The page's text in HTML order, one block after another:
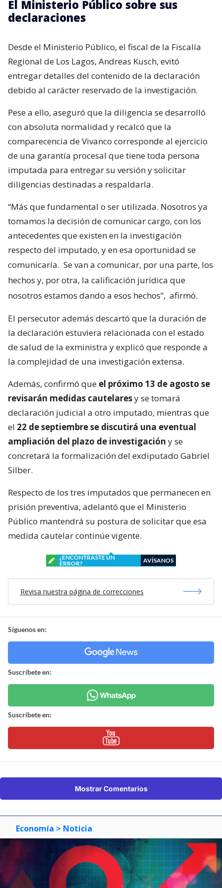
El Ministerio Público sobre sus
declaraciones
Desde el Ministerio Público, el fiscal de la Fiscalía
Regional de Los Lagos, Andreas Kusch, evitó
entregar detalles del contenido de la declaración
debido al carácter reservado de la investigación.
Pese a ello, aseguró que la diligencia se desarrolló
con absoluta normalidad y recalcó que la
comparecencia de Vivanco corresponde al ejercicio
de una garantía procesal que tiene toda persona
imputada para entregar su versión y solicitar
diligencias destinadas a respaldarla.
“Más que fundamental o ser utilizada. Nosotros ya
tomamos la decisión de comunicar cargo, con los
antecedentes que existen en la investigación
respecto del imputado, y en esa oportunidad se
comunicaría. Se van a comunicar, por una parte, los
hechos y, por otra, la calificación jurídica que
nosotros estamos dando a esos hechos”, afirmó.
El persecutor además descartó que la duración de
la declaración estuviera relacionada con el estado
de salud de la exministra y explicó que responde a
la complejidad de una investigación extensa.
Además, confirmó que el próximo 13 de agosto se
revisarán medidas cautelaresy se tomará
declaración judicial a otro imputado, mientras que
el 22 de septiembre se discutirá una eventual
ampliación del plazo de investigación y se
concretará la formalización del exdiputado Gabriel
Silber.
Respecto de los tres imputados que permanecen en
prisión preventiva, adelantó que el Ministerio
Público mantendrá su postura de solicitar que esa
medida cautelar continúe vigente.
¿ENCONTRASTE UN
ERROR?
AVÍSANOS
Revisa nuestra página de correcciones
Síguenos en:
Suscríbete en:
Suscríbete en:
Mostrar Comentarios
Economía > Noticia